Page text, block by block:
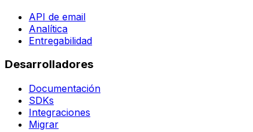
API de email
Analítica
Entregabilidad
Desarrolladores
Documentación
SDKs
Integraciones
Migrar